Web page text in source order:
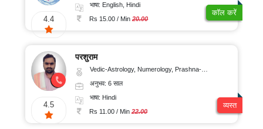
4.4
भाषा: English, Hindi
Rs 15.00 / Min20.00
कॉल करें
4.5
परशुराम
Vedic-Astrology, Numerology, Prashna-Kundali
अनुभव: 6 साल
भाषा: Hindi
Rs 11.00 / Min22.00
व्यस्त